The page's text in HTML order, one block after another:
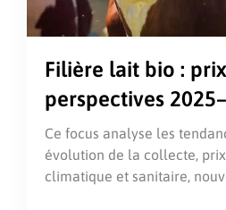
Filière lait bio :
perspectives
Ce focus analyse les
évolution de la collecte,
climatique et sanitaire,